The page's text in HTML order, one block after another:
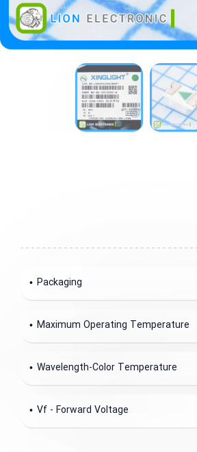
Packaging
Maximum Operating Temperature
Wavelength-Color Temperature
Vf - Forward Voltage